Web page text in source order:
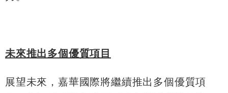
未來推出多個優質項目
展望未來，嘉華國際將繼續推出多個優質項